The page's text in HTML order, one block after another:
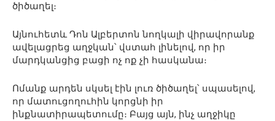
ծիծաղել։
Այնուհետև Դոն Ալբերտոն նողկալի վիրավորանք
ավելացրեց աղջկան՝ վստահ լինելով, որ իր
մարդկանցից բացի ոչ ոք չի հասկանա։
Ոմանք արդեն սկսել էին լուռ ծիծաղել՝ սպասելով,
որ մատուցողուհին կորցնի իր
ինքնատիրապետումը։ Բայց այն, ինչ աղջիկը